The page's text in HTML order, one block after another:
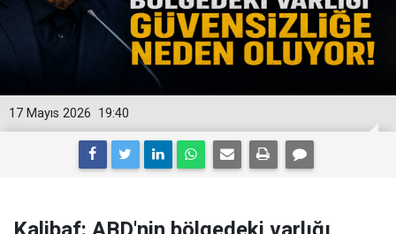
19:40
17 Mayıs 2026